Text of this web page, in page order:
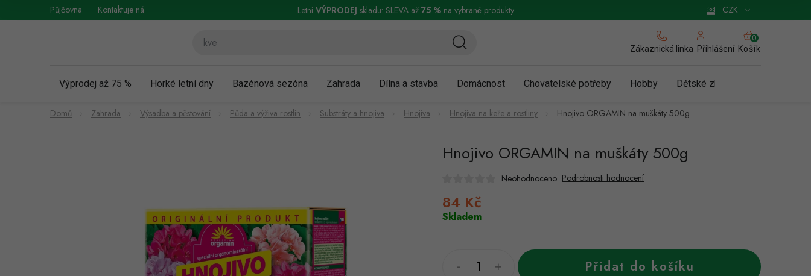
na
Půjčovna Kontaktuje nás Vrácení a reklamace Podmínky ochrany osobních údajů Obchodní podmínky pro podnikatele Zásady používání cookies
CZK
LetníVÝPRODEJ skladu: SLEVA až 75 %na vybrané produkty
Zákaznická linka Přihlášení
NÁKUPNÍ
KOŠÍK
Košík
Výprodej až 75 % Horké letní dny Bazénová sezóna Zahrada Dílna a stavba Domácnost Chovatelské potřeby Hobby Dětské zboží a hračky
Domů Zahrada Výsadba a pěstování Půda a výživa rostlin Substráty a hnojiva Hnojiva Hnojiva na keře a rostliny Hnojivo ORGAMIN na muškáty 500g
Hnojivo ORGAMIN na muškáty 500g
Neohodnoceno Podrobnosti hodnocení
84 Kč
cena:
Skladem
Přidat do košíku